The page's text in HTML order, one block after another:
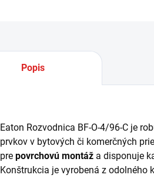
Popis
Eaton Rozvodnica BF-O-4/96-C je
prvkov v bytových či komerčných
pre povrchovú montáž a disponuje
Konštrukcia je vyrobená z odolného